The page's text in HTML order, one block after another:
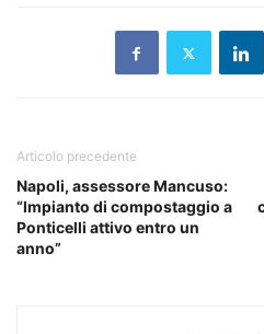
Articolo precedente
Napoli, assessore Mancuso:
“Impianto di compostaggio a
Ponticelli attivo entro un
anno”